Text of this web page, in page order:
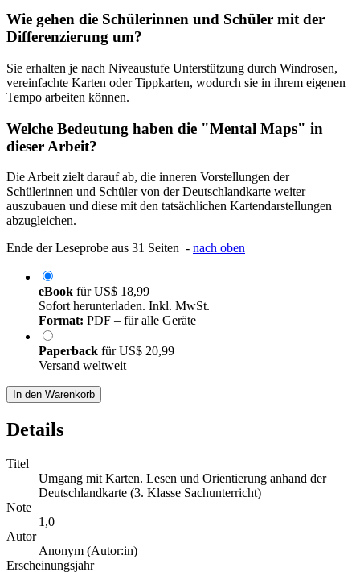
Wie gehen die Schülerinnen und Schüler mit der
Differenzierung um?
Sie erhalten je nach Niveaustufe Unterstützung durch Windrosen,
vereinfachte Karten oder Tippkarten, wodurch sie in ihrem eigenen
Tempo arbeiten können.
Welche Bedeutung haben die "Mental Maps" in
dieser Arbeit?
Die Arbeit zielt darauf ab, die inneren Vorstellungen der
Schülerinnen und Schüler von der Deutschlandkarte weiter
auszubauen und diese mit den tatsächlichen Kartendarstellungen
abzugleichen.
Ende der Leseprobe aus 31 Seiten - nach oben
eBook fürUS$ 18,99
Sofort herunterladen. Inkl. MwSt.
Format: PDF – für alle Geräte
Paperback fürUS$ 20,99
Versand weltweit
In den Warenkorb
Details
Titel
Umgang mit Karten. Lesen und Orientierung anhand der
Deutschlandkarte (3. Klasse Sachunterricht)
Note
1,0
Autor
Anonym (Autor:in)
Erscheinungsjahr